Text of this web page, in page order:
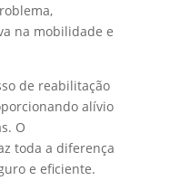
na mobilidade e
de reabilitação
alívio
O
toda a diferença
e eficiente.